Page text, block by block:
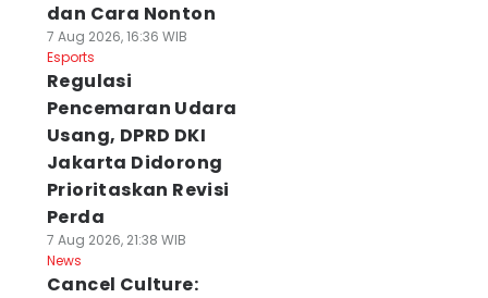
dan Cara Nonton
7 Aug 2026, 16:36 WIB
Esports
Regulasi
Pencemaran Udara
Usang, DPRD DKI
Jakarta Didorong
Prioritaskan Revisi
Perda
7 Aug 2026, 21:38 WIB
News
Cancel Culture: